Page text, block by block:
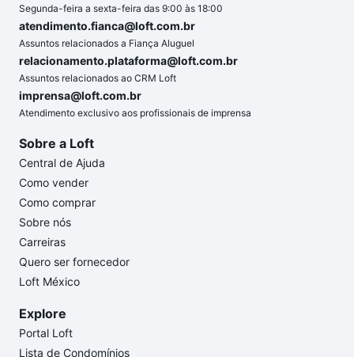
Segunda-feira a sexta-feira das 9:00 às 18:00
atendimento.fianca@loft.com.br
Assuntos relacionados a Fiança Aluguel
relacionamento.plataforma@loft.com.br
Assuntos relacionados ao CRM Loft
imprensa@loft.com.br
Atendimento exclusivo aos profissionais de imprensa
Sobre a Loft
Central de Ajuda
Como vender
Como comprar
Sobre nós
Carreiras
Quero ser fornecedor
Loft México
Explore
Portal Loft
Lista de Condomínios